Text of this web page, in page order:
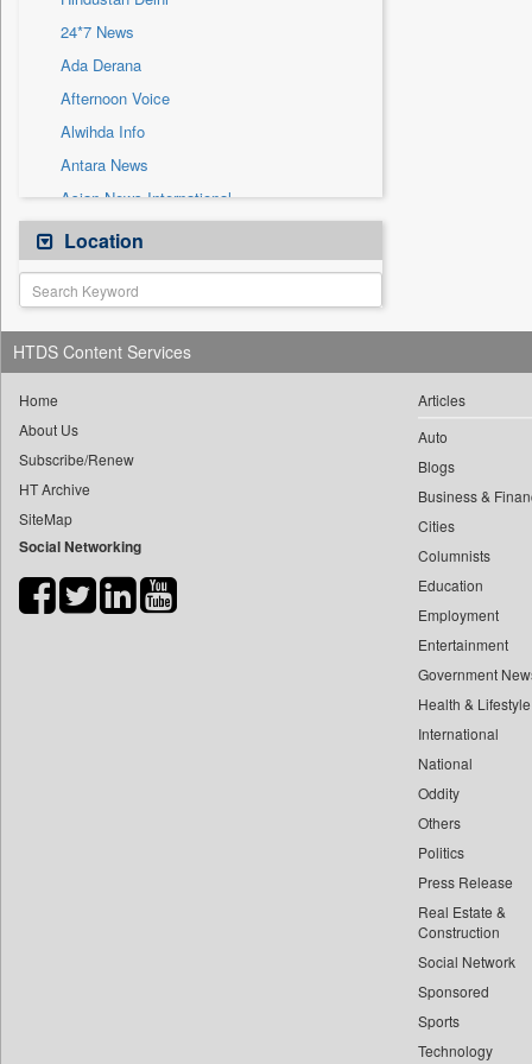
Sec
Solicitation
24*7 News
Ada Derana
Afternoon Voice
Alwihda Info
Antara News
Asian News International
Astro Devam
Australian Government News
Autox
Bis Research
Bana Africa Gossips
Bang Gaming
Bang Showbiz
Bang Tech
Bangladesh Business News
Bihar Times
Location
HTDS Content Services
Home
About Us
Subscribe/Renew
HT Archive
SiteMap
Social Networking
Articles
Auto
Blogs
Business &
Cities
Columnists
Education
Employment
Entertainment
Government
Health & Lifestyle
International
National
Oddity
Others
Politics
Press Release
Real Estate &
Construction
Social Network
Sponsored
Sports
Technology